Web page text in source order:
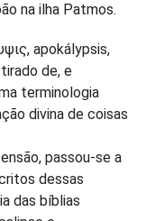
na ilha Patmos.
apokálypsis,
de, e
terminologia
divina de coisas
passou-se a
dessas
das bíblias